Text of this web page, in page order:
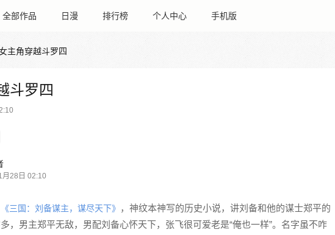
全部作品 日漫 排行榜 个人中心 手机版
主角穿越斗罗四
斗罗四
月28日 02:10
《三国：刘备谋主，谋尽天下》 ，神纹本神写的历史小说，讲刘备和他的谋士郑平的
，男主郑平无敌，男配刘备心怀天下，张飞很可爱老是“俺也一样”。名字虽不咋